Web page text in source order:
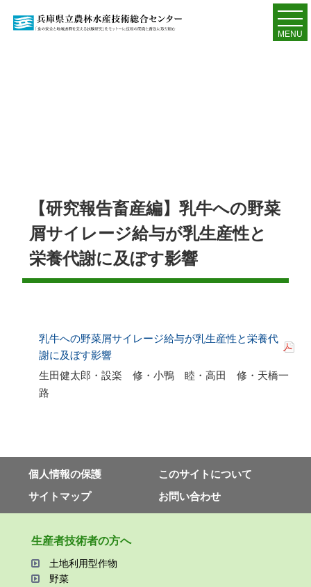
MENU
【研究報告畜産編】乳牛への野菜
屑サイレージ給与が乳生産性と
栄養代謝に及ぼす影響
乳牛への野菜屑サイレージ給与が乳生産性と栄養代
謝に及ぼす影響
生田健太郎・設楽 修・小鴨 睦・高田 修・天橋一
路
個⼈情報の保護
このサイトについて
サイトマップ
お問い合わせ
⽣産者技術者の⽅へ
⼟地利⽤型作物
野菜